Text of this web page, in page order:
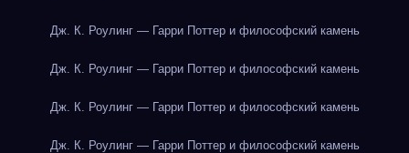
Дж. К. Роулинг — Гарри Поттер и философский камень
Дж. К. Роулинг — Гарри Поттер и философский камень
Дж. К. Роулинг — Гарри Поттер и философский камень
Дж. К. Роулинг — Гарри Поттер и философский камень